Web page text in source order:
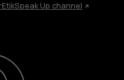
EtikSpeak Up channel